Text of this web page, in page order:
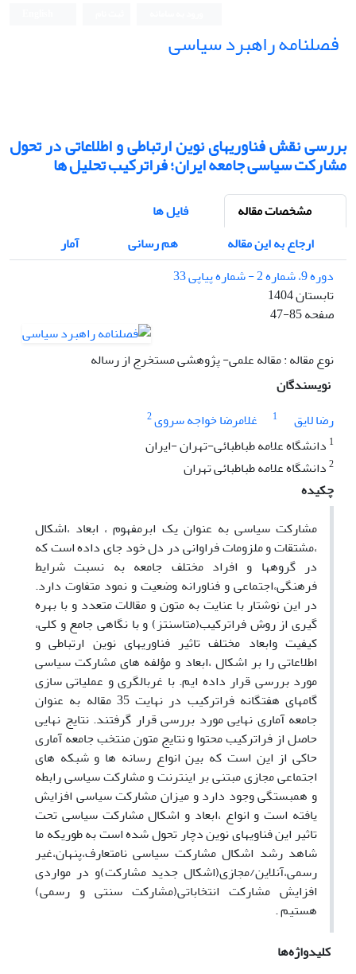
فصلنامه راهبرد سیاسی
بررسی نقش فناوریهای نوین ارتباطی و اطلاعاتی در تحول
مشارکت سیاسی جامعه ایران؛ فراترکیب تحلیل ها
مشخصات مقاله
فایل ها
ارجاع به این مقاله
هم رسانی
آمار
دوره 9، شماره 2 - شماره پیاپی 33
تابستان 1404
صفحه47-85
نوع مقاله : مقاله علمی- پژوهشی مستخرج از رساله
نویسندگان
رضا لایق
1 غلامرضا خواجه سروی2
1 دانشگاه علامه طباطبائی-تهران -ایران
2دانشگاه علامه طباطبائی تهران
چکیده
مشارکت سیاسی به عنوان یک ابرمفهوم ، ابعاد ،اشکال
،مشتقات و ملزومات فراوانی در دل خود جای داده است که
در گروهها و افراد مختلف جامعه به نسبت شرایط
فرهنگی،اجتماعی و فناورانه وضعیت و نمود متفاوت دارد.
در این نوشتار با عنایت به متون و مقالات متعدد و با بهره
گیری از روش فراترکیب(متاسنتز) و با نگاهی جامع و کلی،
کیفیت وابعاد مختلف تاثیر فناوریهای نوین ارتباطی و
اطلاعاتی را بر اشکال ،ابعاد و مؤلفه های مشارکت سیاسی
مورد بررسی قرار داده ایم. با غربالگری و عملیاتی سازی
گامهای هفتگانه فراترکیب در نهایت 35 مقاله به عنوان
جامعه آماری نهایی مورد بررسی قرار گرفتند. نتایج نهایی
حاصل از فراترکیب محتوا و نتایج متون منتخب جامعه آماری
حاکی از این است که بین انواع رسانه ها و شبکه های
اجتماعی مجازی مبتنی بر اینترنت و مشارکت سیاسی رابطه
و همبستگی وجود دارد و میزان مشارکت سیاسی افزایش
یافته است و انواع ،ابعاد و اشکال مشارکت سیاسی تحت
تاثیر این فناویهای نوین دچار تحول شده است به طوریکه ما
شاهد رشد اشکال مشارکت سیاسی نامتعارف،پنهان،غیر
رسمی،آنلاین/مجازی(اشکال جدید مشارکت)و در مواردی
افزایش مشارکت انتخاباتی(مشارکت سنتی و رسمی)
هستیم .
کلیدواژه‌ها